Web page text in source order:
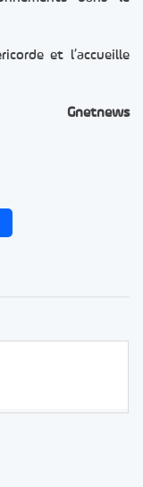
et l’accueille
Gnetnews